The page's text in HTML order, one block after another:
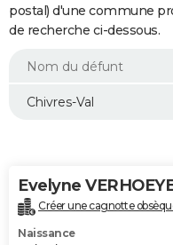
Essais
Réserver un essai
Citadines
Berlines
SUV
Forum auto
+
HIGH-TECH
BRICOLAGE
WEEK-END
Alimentation
Guide de la santé
Maladies
Médicaments
Sommeil
VOYAGE
Destinations
City break
Voyage nature
Voyage de noces
Forum
Climat
+PHOTO
postal) d'une commune
de recherche ci-dessous.
Evelyne
Créer une cagnotte
Naissance